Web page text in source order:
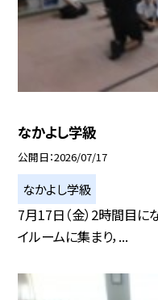
なかよし学級
公開日 2026/07/17
なかよし学級
7月17日（金）2時間目
イルームに集まり，...